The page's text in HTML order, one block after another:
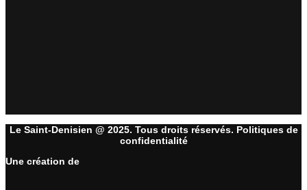
Le Saint-Denisien @ 2025. Tous droits réservés. Politiques de
confidentialité
Une création de